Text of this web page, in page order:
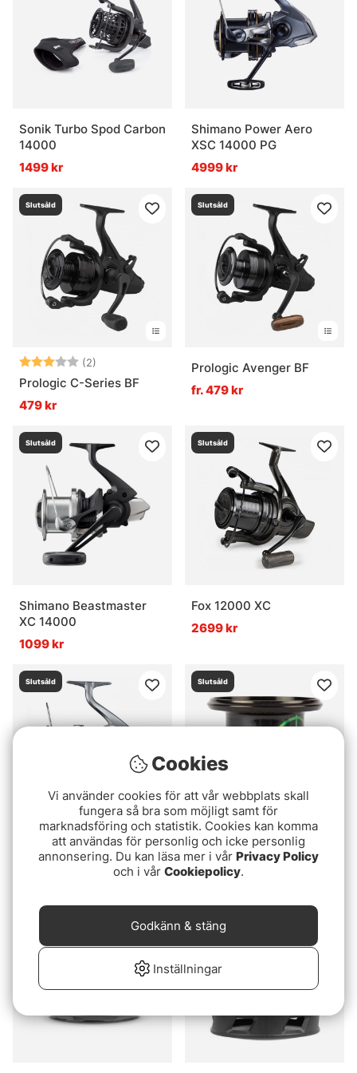
När passar en big pit-rulle bäst?
karprulle?
Sonik Turbo Spod Carbon
14000
1499 kr
Shimano Power Aero
XSC 14000 PG
4999 kr
Slutsåld
Betyg: (2)
3.0 utav 5 stjärnor
Prologic C-Series BF
479 kr
Slutsåld
Prologic Avenger BF
fr. 479 kr
Slutsåld
Shimano Beastmaster
XC 14000
1099 kr
Slutsåld
Fox 12000 XC
2699 kr
Slutsåld
Shimano Ultegra XSE
3500 Competition
Slutsåld
Sonik Xtractor+ 5000
Extra Spool
199 kr
Slutsåld
Cookies
Vi använder cookies för att vår webbplats skall
fungera så bra som möjligt samt för
marknadsföring och statistik. Cookies kan komma
att användas för personlig och icke personlig
annonsering. Du kan läsa mer i vår Privacy Policy
och i vår Cookiepolicy.
Inställningar
Godkänn & stäng